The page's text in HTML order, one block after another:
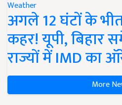
Weather
अगले 12 घंटों के
कहर! यूपी, बिहार
राज्यों में IMD का
More